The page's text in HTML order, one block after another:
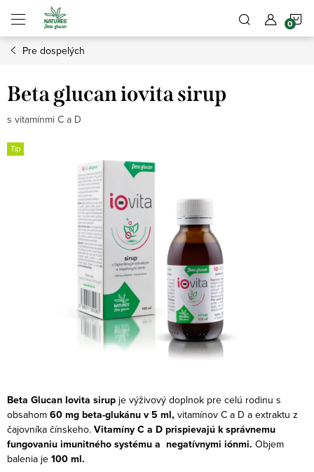
obsah
Pre dospelých
Beta glucan iovita sirup
s vitamínmi C a D
Tip
Beta Glucan Iovita sirup je výživový doplnok pre celú rodinu s
obsahom 60 mg beta-glukánu v 5 ml, vitamínov C a D a extraktu z
čajovníka čínskeho. Vitamíny C a D prispievajú k správnemu
fungovaniu imunitného systému a negatívnymi iónmi. Objem
balenia je 100 ml.